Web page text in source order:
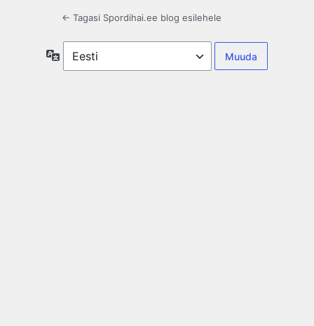
← Tagasi Spordihai.ee blog esilehele
Keel